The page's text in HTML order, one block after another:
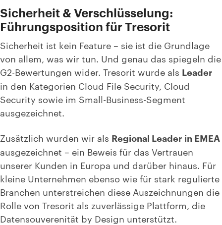
Sicherheit & Verschlüsselung:
Führungsposition für Tresorit
Sicherheit ist kein Feature – sie ist die Grundlage
von allem, was wir tun. Und genau das spiegeln die
G2-Bewertungen wider. Tresorit wurde als Leader
in den Kategorien Cloud File Security, Cloud
Security sowie im Small-Business-Segment
ausgezeichnet.
Zusätzlich wurden wir als Regional Leader in EMEA
ausgezeichnet – ein Beweis für das Vertrauen
unserer Kunden in Europa und darüber hinaus. Für
kleine Unternehmen ebenso wie für stark regulierte
Branchen unterstreichen diese Auszeichnungen die
Rolle von Tresorit als zuverlässige Plattform, die
Datensouverenität by Design unterstützt.